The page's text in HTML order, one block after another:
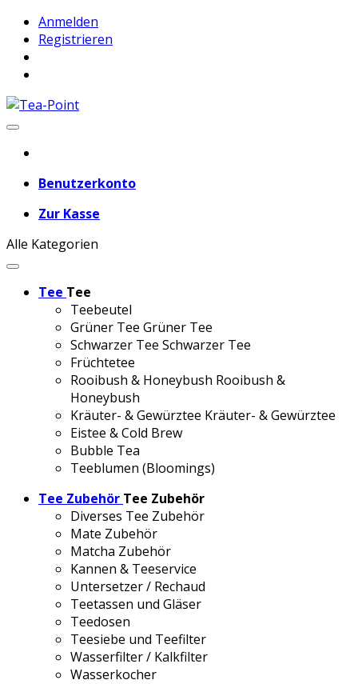
Anmelden
Registrieren
Benutzerkonto
Zur Kasse
Alle Kategorien
Tee Tee
Teebeutel
Grüner Tee Grüner Tee
Schwarzer Tee Schwarzer Tee
Früchtetee
Rooibush & Honeybush Rooibush &
Honeybush
Kräuter- & Gewürztee Kräuter- & Gewürztee
Eistee & Cold Brew
Bubble Tea
Teeblumen (Bloomings)
Tee Zubehör Tee Zubehör
Diverses Tee Zubehör
Mate Zubehör
Matcha Zubehör
Kannen & Teeservice
Untersetzer / Rechaud
Teetassen und Gläser
Teedosen
Teesiebe und Teefilter
Wasserfilter / Kalkfilter
Wasserkocher